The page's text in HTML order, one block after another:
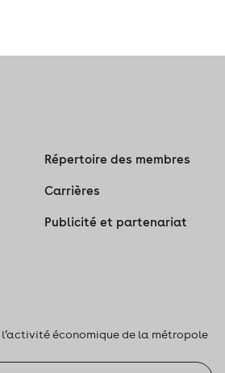
Répertoire des membres
Carrières
Publicité et partenariat
l’activité économique de la métropole